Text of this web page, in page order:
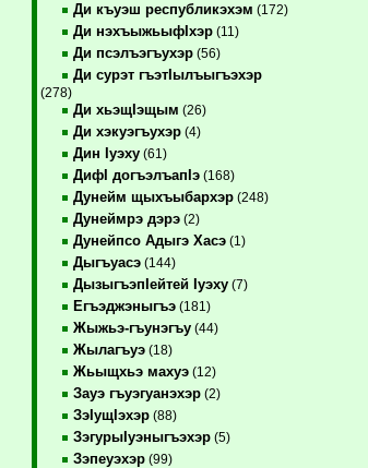
Ди къуэш республикэхэм (172)
Ди нэхъыжьыфIхэр(11)
Ди псэлъэгъухэр(56)
Ди сурэт гъэтIылъыгъэхэр
(278)
Ди хьэщIэщым (26)
Ди хэкуэгъухэр(4)
Дин Iуэху(61)
ДифI догъэлъапIэ(168)
Дунейм щыхъыбархэр(248)
Дунеймрэ дэрэ(2)
Дунейпсо Адыгэ Хасэ(1)
Дыгъуасэ(144)
ДызыгъэпIейтей Iуэху(7)
Егъэджэныгъэ(181)
Жыжьэ-гъунэгъу(44)
Жылагъуэ(18)
Жьыщхьэ махуэ(12)
Зауэ гъуэгуанэхэр(2)
ЗэIущIэхэр(88)
ЗэгурыIуэныгъэхэр(5)
Зэпеуэхэр(99)